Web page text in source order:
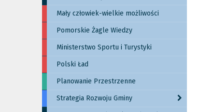
Mały człowiek-wielkie możliwości
Pomorskie Żagle Wiedzy
Ministerstwo Sportu i Turystyki
Polski Ład
Planowanie Przestrzenne
Strategia Rozwoju Gminy